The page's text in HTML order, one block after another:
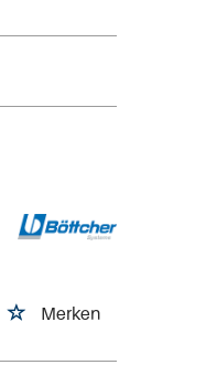
Merken